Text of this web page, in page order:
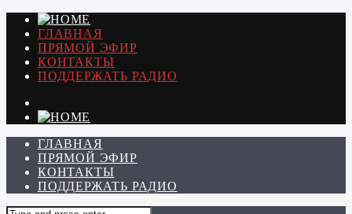
ГЛАВНАЯ
ПРЯМОЙ ЭФИР
КОНТАКТЫ
ПОДДЕРЖАТЬ РАДИО
ГЛАВНАЯ
ПРЯМОЙ ЭФИР
КОНТАКТЫ
ПОДДЕРЖАТЬ РАДИО